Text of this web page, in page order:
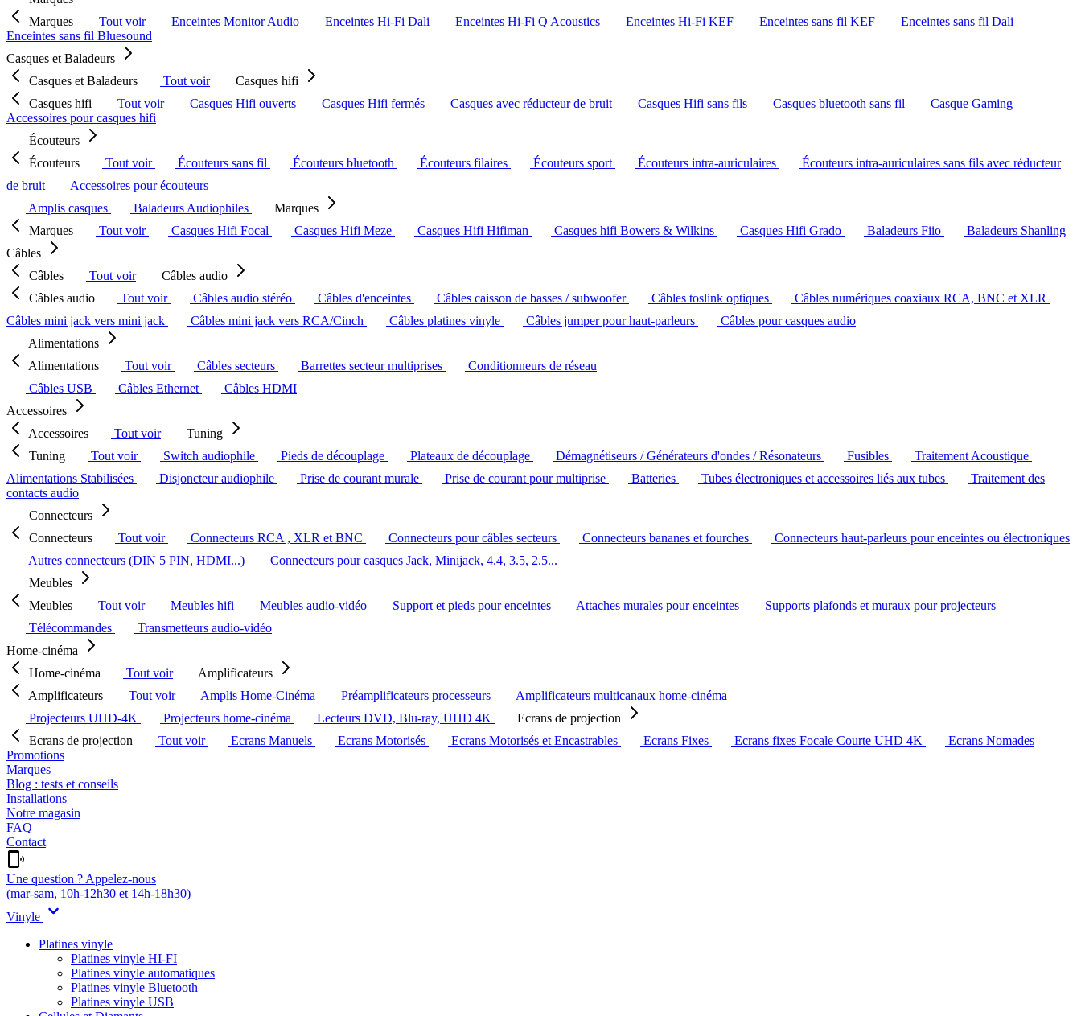
Marques
Tout voir Enceintes Monitor Audio Enceintes Hi-Fi Dali Enceintes Hi-Fi Q Acoustics Enceintes Hi-Fi KEF Enceintes sans fil KEF
Enceintes sans fil Dali
Enceintes sans fil Bluesound
Casques et Baladeurs
Casques et Baladeurs
Tout voir
Casques hifi
Casques hifi
Tout voir Casques Hifi ouverts Casques Hifi fermés Casques avec réducteur de bruit Casques Hifi sans fils Casques bluetooth sans fil
Casque Gaming
Accessoires pour casques hifi
Écouteurs
Écouteurs
Tout voir Écouteurs sans fil Écouteurs bluetooth Écouteurs filaires Écouteurs sport Écouteurs intra-auriculaires
Écouteurs intra-auriculaires sans fils avec réducteur
de bruit
Accessoires pour écouteurs
Amplis casques
Baladeurs Audiophiles
Marques
Marques
Tout voir Casques Hifi Focal Casques Hifi Meze Casques Hifi Hifiman Casques hifi Bowers & Wilkins Casques Hifi Grado Baladeurs Fiio
Baladeurs Shanling
Câbles
Câbles
Tout voir
Câbles audio
Câbles audio
Tout voir Câbles audio stéréo Câbles d'enceintes Câbles caisson de basses / subwoofer Câbles toslink optiques
Câbles numériques coaxiaux RCA, BNC et XLR
Câbles mini jack vers mini jack
Câbles mini jack vers RCA/Cinch Câbles platines vinyle Câbles jumper pour haut-parleurs
Câbles pour casques audio
Alimentations
Alimentations
Tout voir Câbles secteurs Barrettes secteur multiprises
Conditionneurs de réseau
Câbles USB
Câbles Ethernet
Câbles HDMI
Accessoires
Accessoires
Tout voir
Tuning
Tuning
Tout voir Switch audiophile Pieds de découplage Plateaux de découplage Démagnétiseurs / Générateurs d'ondes / Résonateurs Fusibles
Traitement Acoustique
Alimentations Stabilisées
Disjoncteur audiophile Prise de courant murale Prise de courant pour multiprise Batteries Tubes électroniques et accessoires liés aux tubes
Traitement des
contacts audio
Connecteurs
Connecteurs
Tout voir Connecteurs RCA , XLR et BNC Connecteurs pour câbles secteurs Connecteurs bananes et fourches
Connecteurs haut-parleurs pour enceintes ou électroniques
Autres connecteurs (DIN 5 PIN, HDMI...)
Connecteurs pour casques Jack, Minijack, 4.4, 3.5, 2.5...
Meubles
Meubles
Tout voir Meubles hifi Meubles audio-vidéo Support et pieds pour enceintes Attaches murales pour enceintes
Supports plafonds et muraux pour projecteurs
Télécommandes
Transmetteurs audio-vidéo
Home-cinéma
Home-cinéma
Tout voir
Amplificateurs
Amplificateurs
Tout voir Amplis Home-Cinéma Préamplificateurs processeurs
Amplificateurs multicanaux home-cinéma
Projecteurs UHD-4K
Projecteurs home-cinéma Lecteurs DVD, Blu-ray, UHD 4K
Ecrans de projection
Ecrans de projection
Tout voir Ecrans Manuels Ecrans Motorisés Ecrans Motorisés et Encastrables Ecrans Fixes Ecrans fixes Focale Courte UHD 4K
Ecrans Nomades
Promotions
Marques
Blog : tests et conseils
Installations
Notre magasin
FAQ
Contact
Une question ? Appelez-nous
(mar-sam, 10h-12h30 et 14h-18h30)
Vinyle
Platines vinyle
Platines vinyle HI-FI
Platines vinyle automatiques
Platines vinyle Bluetooth
Platines vinyle USB